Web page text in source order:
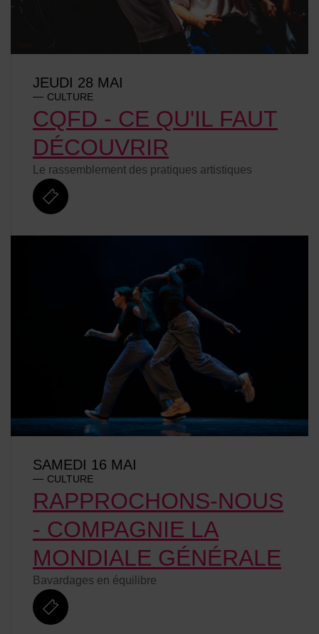
CQFD - CE QU'IL FAUT
DÉCOUVRIR
JEUDI 28 MAI
CULTURE
Le rassemblement des pratiques artistiques
billetterie
RAPPROCHONS-NOUS
- COMPAGNIE LA
MONDIALE GÉNÉRALE
SAMEDI 16 MAI
CULTURE
Bavardages en équilibre
billetterie